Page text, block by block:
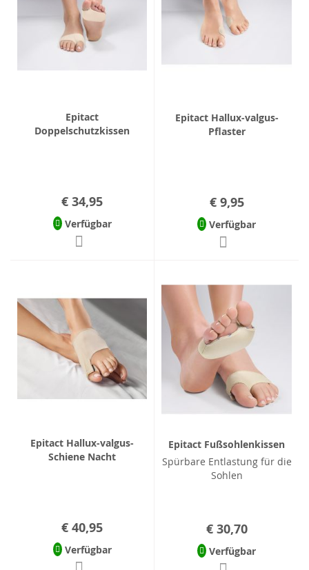
Epitact
Doppelschutzkissen
€ 34,95
Verfügbar
Epitact Hallux-valgus-
Pflaster
€ 9,95
Verfügbar
Epitact Hallux-valgus-
Schiene Nacht
€ 40,95
Verfügbar
Epitact Fußsohlenkissen
Spürbare Entlastung für die
Sohlen
€ 30,70
Verfügbar